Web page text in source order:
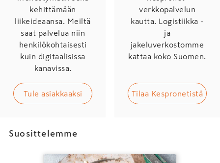
kehittämään
liikeideaansa. Meiltä
saat palvelua niin
henkilökohtaisesti
kuin digitaalisissa
kanavissa.
Tule asiakkaaksi
verkkopalvelun
kautta. Logistiikka -
ja
jakeluverkostomme
kattaa koko Suomen.
Tilaa Kespronetistä
Suosittelemme